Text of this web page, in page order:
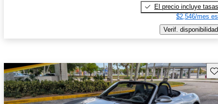
El precio incluye tasas
$2,546/mes
Verif. disponibilidad